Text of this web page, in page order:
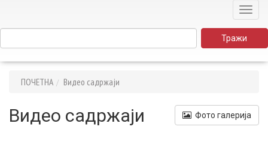
ПОЧЕТНА Видео садржаји
Видео садржаји Фото галерија